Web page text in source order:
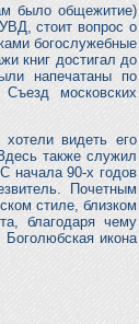
было общежитие)
стоит вопрос о
богослужебные
книг достигал до
напечатаны по
московских
видеть его
также служил
начала 90-х годов
Почетным
стиле, близком
благодаря чему
икона